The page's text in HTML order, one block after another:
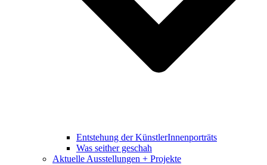
Entstehung der KünstlerInnenporträts
Was seither geschah
Aktuelle Ausstellungen + Projekte